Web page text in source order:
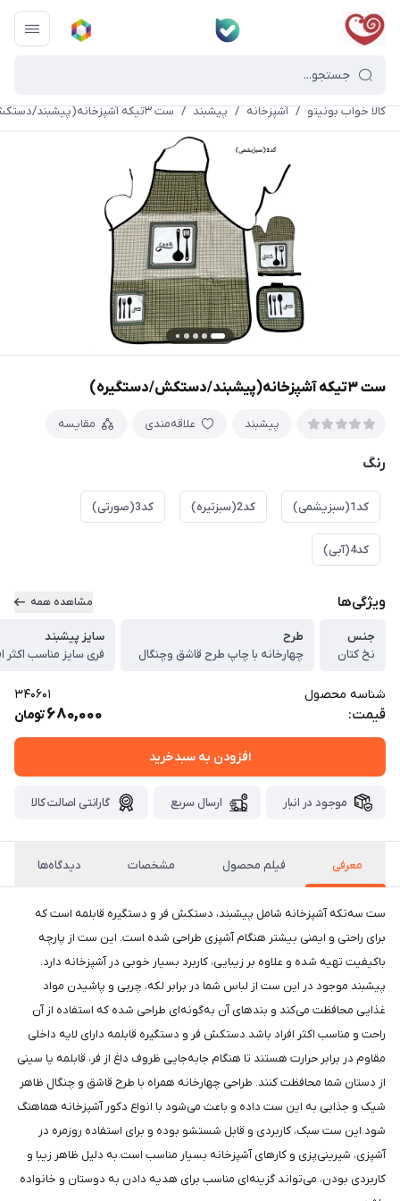
کالا خواب بونیتو / آشپزخانه / پیشبند / ست ۳تیکه آشپزخانه(پیشبند/دستکش/دستگیره)
ست ۳تیکه آشپزخانه(پیشبند/دستکش/دستگیره)
پیشبند علاقه‌مندی مقایسه
رنگ
کد1(سبزیشمی) کد2(سبزتیره) کد3(صورتی)
کد4(آبی)
ویژگی‌ها مشاهده همه
جنس
نخ کتان
طرح
چهارخانه با چاپ طرح قاشق وچنگال
سایز پیشبند
فری سایز مناسب اکثر
شناسه محصول 340601
قیمت: 680,000تومان
افزودن به سبدخرید
موجود در انبار ارسال سریع گارانتی اصالت کالا
معرفی فیلم محصول مشخصات دیدگاه‌ها
ست سه‌تکه آشپزخانه شامل پیشبند، دستکش فر و دستگیره قابلمه است که
برای راحتی و ایمنی بیشتر هنگام آشپزی طراحی شده است. این ست از پارچه
باکیفیت تهیه شده و علاوه بر زیبایی، کاربرد بسیار خوبی در آشپزخانه دارد.
پیشبند موجود در این ست از لباس شما در برابر لکه، چربی و پاشیدن مواد
غذایی محافظت می‌کند و بندهای آن به‌گونه‌ای طراحی شده که استفاده از آن
راحت و مناسب اکثر افراد باشد.دستکش فر و دستگیره قابلمه دارای لایه داخلی
مقاوم در برابر حرارت هستند تا هنگام جابه‌جایی ظروف داغ از فر، قابلمه یا سینی
از دستان شما محافظت کنند. طراحی چهارخانه همراه با طرح قاشق و چنگال ظاهر
شیک و جذابی به این ست داده و باعث می‌شود با انواع دکور آشپزخانه هماهنگ
شود.این ست سبک، کاربردی و قابل شستشو بوده و برای استفاده روزمره در
آشپزی، شیرینی‌پزی و کارهای آشپزخانه بسیار مناسب است.به دلیل ظاهر زیبا و
کاربردی بودن، می‌تواند گزینه‌ای مناسب برای هدیه دادن به دوستان و خانواده